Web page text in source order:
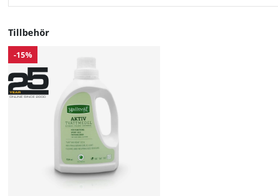
Tillbehör
-15%